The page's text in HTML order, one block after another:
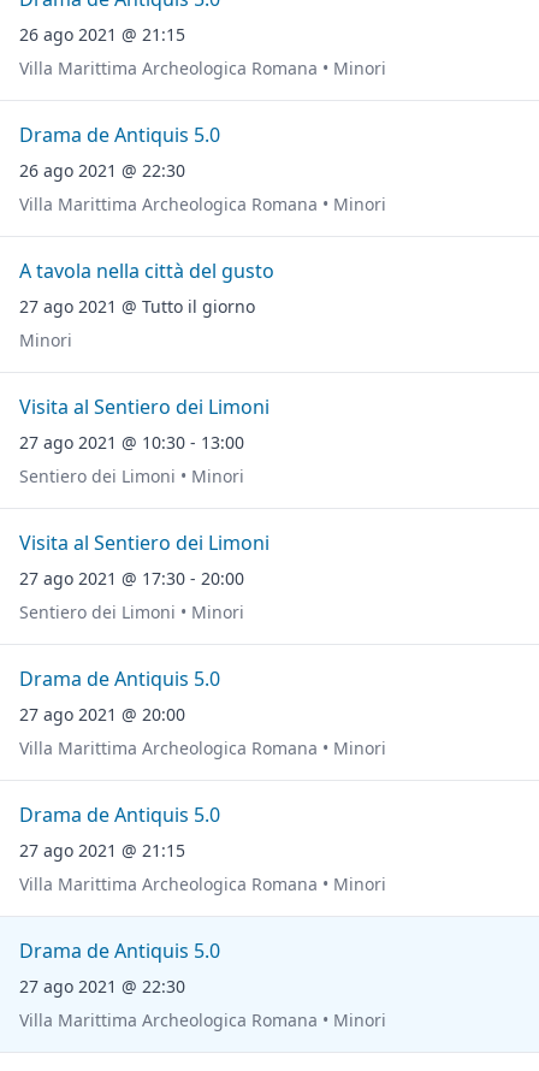
26 ago 2021 @ 21:15
Villa Marittima Archeologica Romana • Minori
Drama de Antiquis 5.0
26 ago 2021 @ 22:30
Villa Marittima Archeologica Romana • Minori
A tavola nella città del gusto
27 ago 2021 @ Tutto il giorno
Minori
Visita al Sentiero dei Limoni
27 ago 2021 @ 10:30 - 13:00
Sentiero dei Limoni • Minori
Visita al Sentiero dei Limoni
27 ago 2021 @ 17:30 - 20:00
Sentiero dei Limoni • Minori
Drama de Antiquis 5.0
27 ago 2021 @ 20:00
Villa Marittima Archeologica Romana • Minori
Drama de Antiquis 5.0
27 ago 2021 @ 21:15
Villa Marittima Archeologica Romana • Minori
Drama de Antiquis 5.0
27 ago 2021 @ 22:30
Villa Marittima Archeologica Romana • Minori